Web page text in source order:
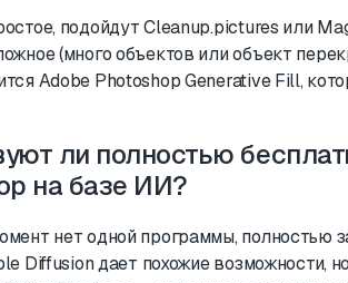
подойдут Cleanup.pictures или
(много объектов или объект
Adobe Photoshop Generative Fill,
ли полностью
на базе ИИ?
нет одной программы, полностью
Diffusion дает похожие возможности,